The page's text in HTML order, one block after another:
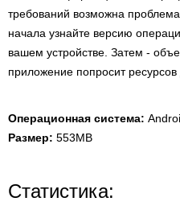
требований возможна
начала узнайте версию
вашем устройстве. Затем -
приложение попросит ресурсов
Операционная система:
Размер: 553MB
Статистика: